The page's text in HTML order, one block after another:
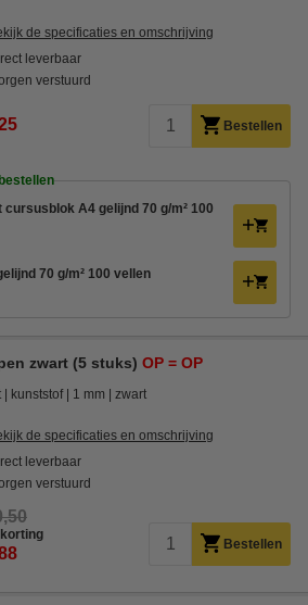
de specificaties en omschrijving
leverbaar
verstuurd
Bestellen
A4 gelijnd 70 g/m² 100
70 g/m² 100 vellen
zwart (5 stuks) OP = OP
kunststof 1 mm zwart
de specificaties en omschrijving
leverbaar
verstuurd
Bestellen